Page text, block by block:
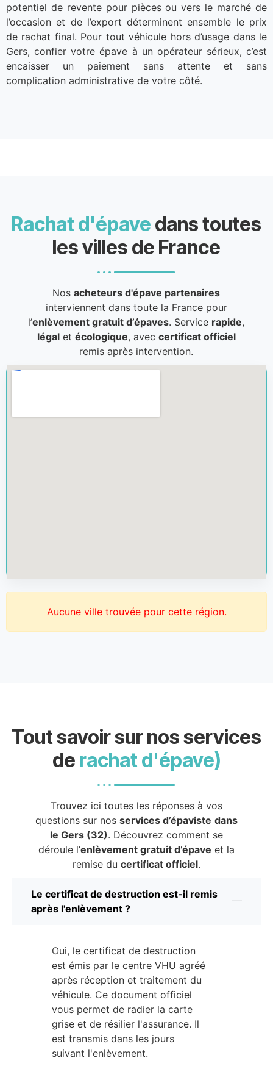
potentiel de revente pour pièces ou vers le marché de
l’occasion et de l’export déterminent ensemble le prix
de rachat final. Pour tout véhicule hors d’usage dans le
Gers, confier votre épave à un opérateur sérieux, c’est
encaisser un paiement sans attente et sans
complication administrative de votre côté.
Rachat d'épave dans toutes
les villes de France
Nosacheteurs d'épave partenaires
interviennent dans toute la France pour
l’enlèvement gratuit d’épaves. Service rapide,
légalet écologique, avec certificat officiel
remis après intervention.
Aucune ville trouvée pour cette région.
Tout savoir sur nos services
de rachat d'épave)
Trouvez ici toutes les réponses à vos
questions sur nos services d’épaviste dans
le Gers (32). Découvrez comment se
déroule l’enlèvement gratuit d’épave et la
remise du certificat officiel.
Le certificat de destruction est-il remis
après l'enlèvement ?
Oui, le certificat de destruction
est émis par le centre VHU agréé
après réception et traitement du
véhicule. Ce document officiel
vous permet de radier la carte
grise et de résilier l'assurance. Il
est transmis dans les jours
suivant l'enlèvement.